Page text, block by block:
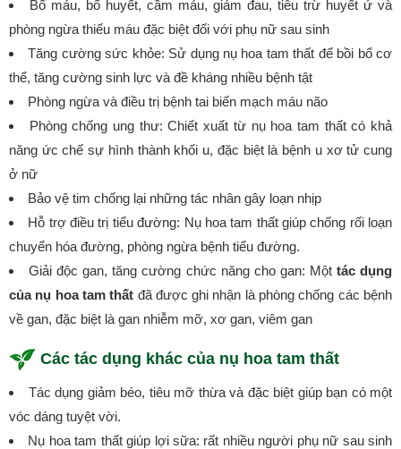
Bổ máu, bổ huyết, cầm máu, giảm đau, tiêu trừ huyết ứ và
phòng ngừa thiếu máu đặc biệt đối với phụ nữ sau sinh
Tăng cường sức khỏe: Sử dụng nụ hoa tam thất để bồi bổ cơ
thể, tăng cường sinh lực và đề kháng nhiều bệnh tật
Phòng ngừa và điều trị bệnh tai biến mạch máu não
Phòng chống ung thư: Chiết xuất từ nụ hoa tam thất có khả
năng ức chế sự hình thành khối u, đặc biệt là bệnh u xơ tử cung
ở nữ
Bảo vệ tim chống lại những tác nhân gây loạn nhịp
Hỗ trợ điều trị tiểu đường: Nụ hoa tam thất giúp chống rối loạn
chuyển hóa đường, phòng ngừa bệnh tiểu đường.
Giải độc gan, tăng cường chức năng cho gan: Một tác dụng
của nụ hoa tam thất đã được ghi nhận là phòng chống các bệnh
về gan, đặc biệt là gan nhiễm mỡ, xơ gan, viêm gan
Các tác dụng khác của nụ hoa tam thất
Tác dụng giảm béo, tiêu mỡ thừa và đặc biệt giúp bạn có một
vóc dáng tuyệt vời.
Nụ hoa tam thất giúp lợi sữa: rất nhiều người phụ nữ sau sinh